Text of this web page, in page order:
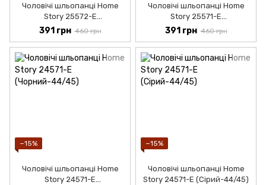
Чоловічі шльопанці Home
Story 25572-Е
(Чорний-44/45)
391 грн 460 грн
Чоловічі шльопанці Home
Story 25571-E
(Чорний-42/43)
391 грн 460 грн
−15%
Чоловічі шльопанці Home
Story 24571-E
−15%
Чоловічі шльопанці Home
Story 24571-E (Сірий-44/45)